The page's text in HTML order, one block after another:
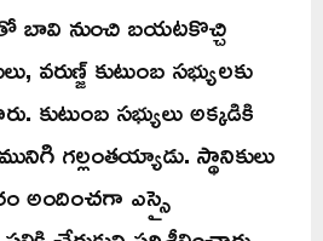
బావి నుంచి బయటకొచ్చి
వరుణ్జ్ కుటుంబ సభ్యులకు
సభ్యులు అక్కడికి
గల్లంతయ్యాడు. స్థానికులు
అందించగా ఎస్సై